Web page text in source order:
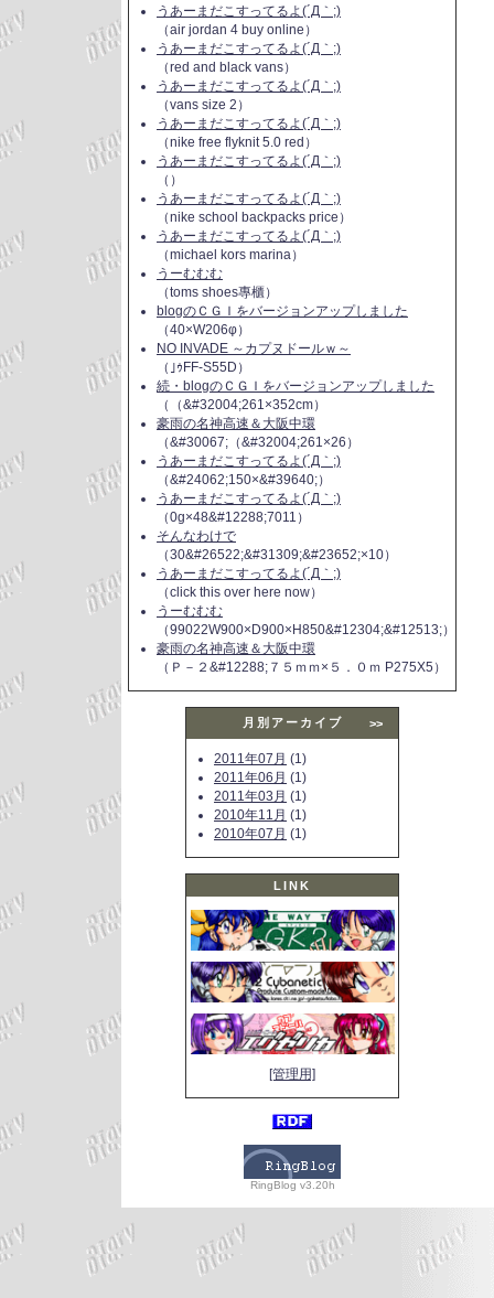
うあーまだこすってるよ(´Д｀;)
（air jordan 4 buy online）
うあーまだこすってるよ(´Д｀;)
（red and black vans）
うあーまだこすってるよ(´Д｀;)
（vans size 2）
うあーまだこすってるよ(´Д｀;)
（nike free flyknit 5.0 red）
うあーまだこすってるよ(´Д｀;)
（）
うあーまだこすってるよ(´Д｀;)
（nike school backpacks price）
うあーまだこすってるよ(´Д｀;)
（michael kors marina）
うーむむむ
（toms shoes專櫃）
blogのＣＧＩをバージョンアップしました
（40×W206φ）
NO INVADE ～カプヌドールｗ～
（｣ｩFF-S55D）
続・blogのＣＧＩをバージョンアップしました
（（&#32004;261×352cm）
豪雨の名神高速＆大阪中環
（&#30067;（&#32004;261×26）
うあーまだこすってるよ(´Д｀;)
（&#24062;150×&#39640;）
うあーまだこすってるよ(´Д｀;)
（0g×48&#12288;7011）
そんなわけで
（30&#26522;&#31309;&#23652;×10）
うあーまだこすってるよ(´Д｀;)
（click this over here now）
うーむむむ
（99022W900×D900×H850&#12304;&#12513;）
豪雨の名神高速＆大阪中環
（Ｐ－２&#12288;７５ｍｍ×５．０ｍ P275X5）
月別アーカイブ >>
2011年07月 (1)
2011年06月 (1)
2011年03月 (1)
2010年11月 (1)
2010年07月 (1)
LINK
[管理用]
RingBlog v3.20h